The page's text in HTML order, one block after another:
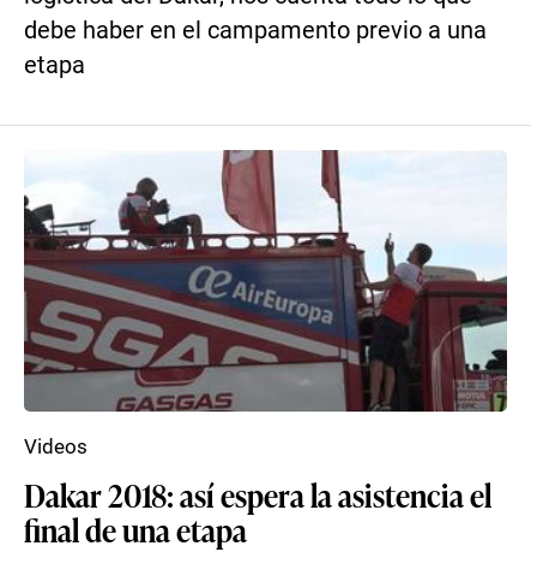
debe haber en el campamento previo a una
etapa
Dakar 2018: así espera la asistencia el
final de una etapa
Videos